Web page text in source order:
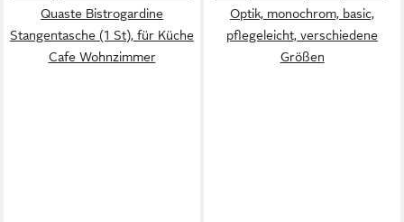
Quaste Bistrogardine
Stangentasche (1 St), für Küche
Cafe Wohnzimmer
Optik, monochrom, basic,
pflegeleicht, verschiedene
Größen